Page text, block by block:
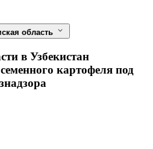
область
в Узбекистан
картофеля под